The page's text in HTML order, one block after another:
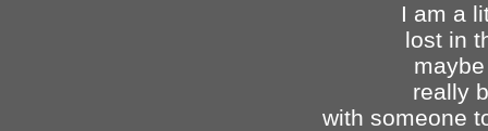
I am a
lost in
really
with someone